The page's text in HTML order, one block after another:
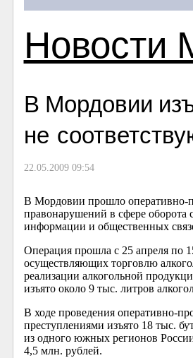
Новости
В Мордовии
не
22.05.2009 09:54
В Мордовии прошло оперативно-
правонарушений в сфере
информации и общественных
Операция прошла с 25 апреля по
осуществляющих торговлю
реализации алкогольной
изъято около 9 тыс. литров
В ходе проведения оперативно-
преступлениями изъято 18 тыс.
из одного южных регионов
4,5 млн. рублей.